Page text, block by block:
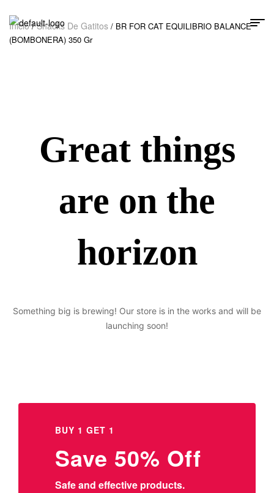
Inicio/Snacks De Gatitos / BR FOR CAT EQUILIBRIO BALANCE
(BOMBONERA) 350 Gr
Great things
are on the
horizon
Something big is brewing! Our store is in the works and will be
launching soon!
BUY 1 GET 1
Save 50% Off
Safe and effective products.